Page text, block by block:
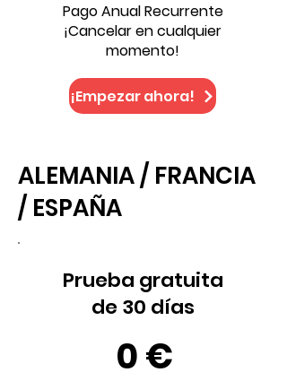
Pago Anual Recurrente
¡Cancelar en cualquier
momento!
¡Empezar ahora!
ALEMANIA / FRANCIA
/ ESPAÑA
Prueba gratuita
de 30 días
0 €